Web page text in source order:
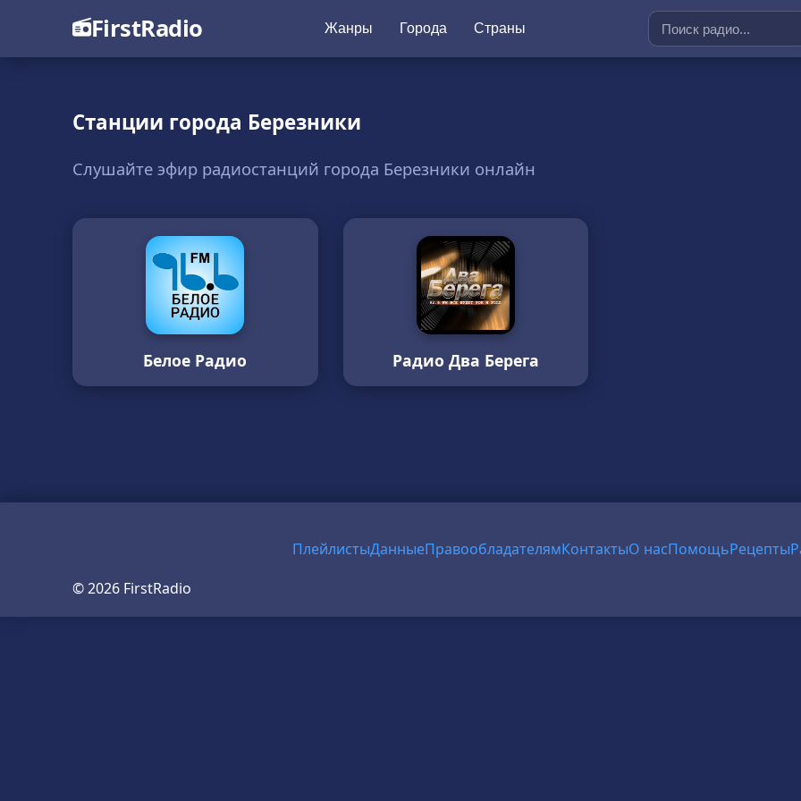
FirstRadio Жанры Города Страны
Станции города Березники
Слушайте эфир радиостанций города Березники онлайн
Белое Радио Радио Два Берега
ПлейлистыДанныеПравообладателямКонтактыО насПомощьРецепты
© 2026 FirstRadio